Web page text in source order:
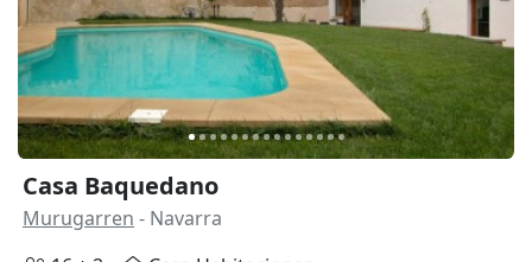
Casa Baquedano
Murugarren - Navarra